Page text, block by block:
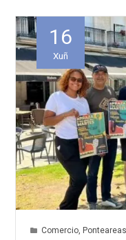
16
Xuñ
Comercio, Ponteareas